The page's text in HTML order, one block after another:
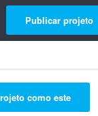
Publicar projeto
como este